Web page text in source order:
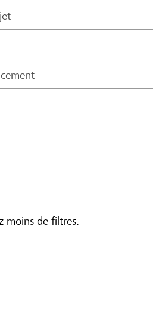
moins de filtres.